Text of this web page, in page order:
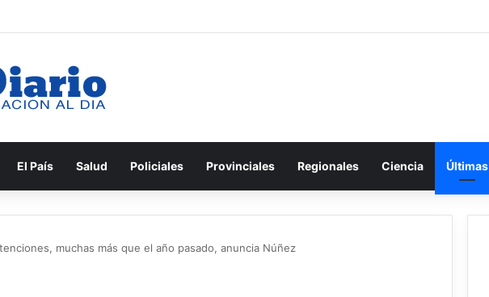
El País Salud Policiales Provinciales Regionales Ciencia Últimas
muchas más que el año pasado, anuncia Núñez